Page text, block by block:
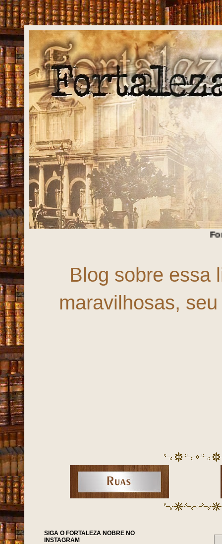
Fortaleza, uma
Blog sobre essa
maravilhosas,
SIGA O FORTALEZA NOBRE NO
INSTAGRAM